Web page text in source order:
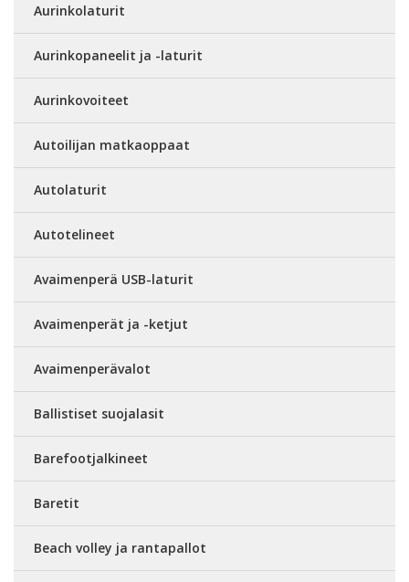
Aurinkolaturit
Aurinkopaneelit ja -laturit
Aurinkovoiteet
Autoilijan matkaoppaat
Autolaturit
Autotelineet
Avaimenperä USB-laturit
Avaimenperät ja -ketjut
Avaimenperävalot
Ballistiset suojalasit
Barefootjalkineet
Baretit
Beach volley ja rantapallot